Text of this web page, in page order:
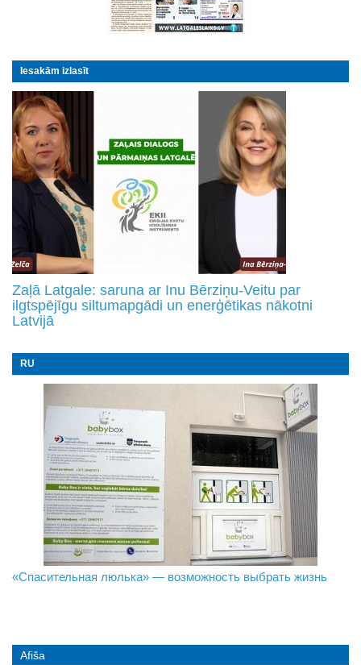
Iesakām izlasīt
Zaļā Latgale: saruna ar Inu Bērziņu-Veitu par
ilgtspējīgu siltumapgādi un enerģētikas nākotni
Latvijā
RU
В Даугавпилсе определили сильнейших в пляжном
«Спасительная люлька» — возможность выбрать жизнь
Новое поколение пограничников: Даугавпилсское
Afiša